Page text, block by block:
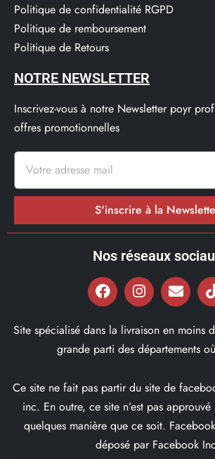
Politique de confidentialité RGPD
Politique de remboursement
Politique de Retours
NOTRE NEWSLETTER
Inscrivez-vous à notre Newsletter poyr
offres promotionnelles
S'inscrire à la
Nos réseaux
Site spécialisé dans la livraison en moins
grande parti des départements
Ce site ne fait pas partir du site de
inc. En outre, ce site n’est pas
quelques manière que ce soit.
déposé par Facebook